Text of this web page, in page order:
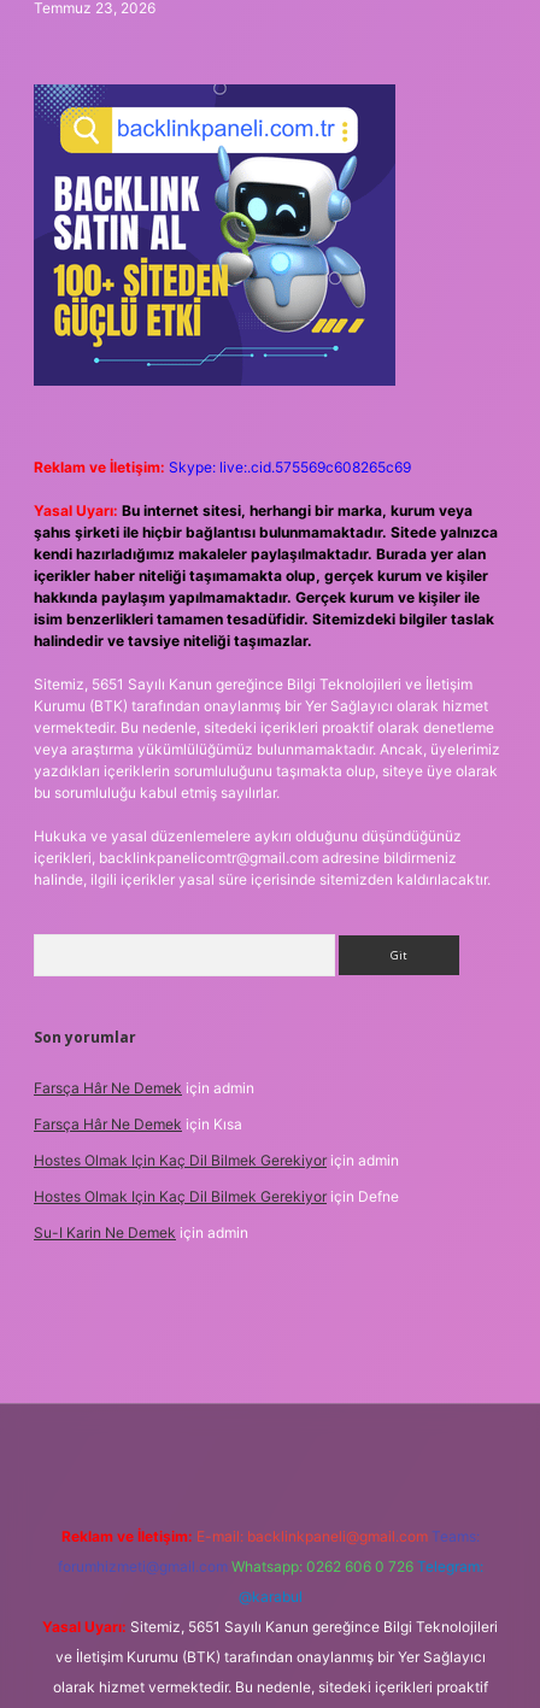
Temmuz 23, 2026
Reklam ve İletişim: Skype: live:.cid.575569c608265c69
Yasal Uyarı: Bu internet sitesi, herhangi bir marka, kurum veya
şahıs şirketi ile hiçbir bağlantısı bulunmamaktadır. Sitede yalnızca
kendi hazırladığımız makaleler paylaşılmaktadır. Burada yer alan
içerikler haber niteliği taşımamakta olup, gerçek kurum ve kişiler
hakkında paylaşım yapılmamaktadır. Gerçek kurum ve kişiler ile
isim benzerlikleri tamamen tesadüfidir. Sitemizdeki bilgiler taslak
halindedir ve tavsiye niteliği taşımazlar.
Sitemiz, 5651 Sayılı Kanun gereğince Bilgi Teknolojileri ve İletişim
Kurumu (BTK) tarafından onaylanmış bir Yer Sağlayıcı olarak hizmet
vermektedir. Bu nedenle, sitedeki içerikleri proaktif olarak denetleme
veya araştırma yükümlülüğümüz bulunmamaktadır. Ancak, üyelerimiz
yazdıkları içeriklerin sorumluluğunu taşımakta olup, siteye üye olarak
bu sorumluluğu kabul etmiş sayılırlar.
Hukuka ve yasal düzenlemelere aykırı olduğunu düşündüğünüz
içerikleri, backlinkpanelicomtr@gmail.com adresine bildirmeniz
halinde, ilgili içerikler yasal süre içerisinde sitemizden kaldırılacaktır.
Son yorumlar
Farsça Hâr Ne Demek için admin
Farsça Hâr Ne Demek için Kısa
Hostes Olmak Için Kaç Dil Bilmek Gerekiyor için admin
Hostes Olmak Için Kaç Dil Bilmek Gerekiyor için Defne
Su-I Karin Ne Demek için admin
Reklam ve İletişim: E-mail: backlinkpaneli@gmail.com Teams:
forumhizmeti@gmail.com Whatsapp: 0262 606 0 726 Telegram:
@karabul
Yasal Uyarı: Sitemiz, 5651 Sayılı Kanun gereğince Bilgi Teknolojileri
ve İletişim Kurumu (BTK) tarafından onaylanmış bir Yer Sağlayıcı
olarak hizmet vermektedir. Bu nedenle, sitedeki içerikleri proaktif